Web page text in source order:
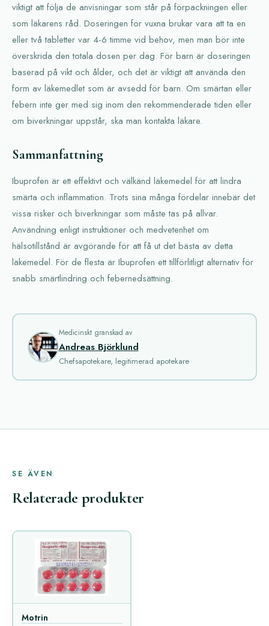
viktigt att följa de anvisningar som står på förpackningen eller
som läkarens råd. Doseringen för vuxna brukar vara att ta en
eller två tabletter var 4-6 timme vid behov, men man bör inte
överskrida den totala dosen per dag. För barn är doseringen
baserad på vikt och ålder, och det är viktigt att använda den
form av läkemedlet som är avsedd för barn. Om smärtan eller
febern inte ger med sig inom den rekommenderade tiden eller
om biverkningar uppstår, ska man kontakta läkare.
Sammanfattning
Ibuprofen är ett effektivt och välkänd läkemedel för att lindra
smärta och inflammation. Trots sina många fördelar innebär det
vissa risker och biverkningar som måste tas på allvar.
Användning enligt instruktioner och medvetenhet om
hälsotillstånd är avgörande för att få ut det bästa av detta
läkemedel. För de flesta är Ibuprofen ett tillförlitligt alternativ för
snabb smärtlindring och febernedsättning.
Medicinskt granskad av
Andreas Björklund
Chefsapotekare, legitimerad apotekare
SE ÄVEN
Relaterade produkter
Motrin